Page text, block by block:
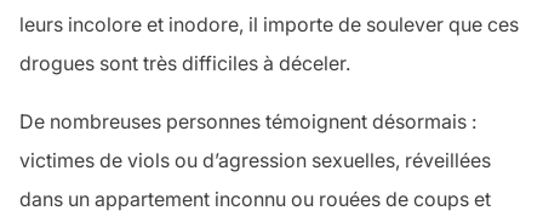
leurs incolore et inodore, il importe de soulever que ces
drogues sont très difficiles à déceler.
De nombreuses personnes témoignent désormais :
victimes de viols ou d’agression sexuelles, réveillées
dans un appartement inconnu ou rouées de coups et